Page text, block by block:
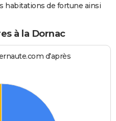
habitations de fortune ainsi
à la Dornac
d'après